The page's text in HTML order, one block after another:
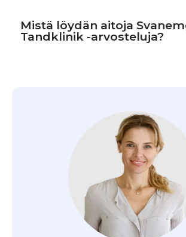
Mistä löydän aitoja
Tandklinik -arvosteluja?